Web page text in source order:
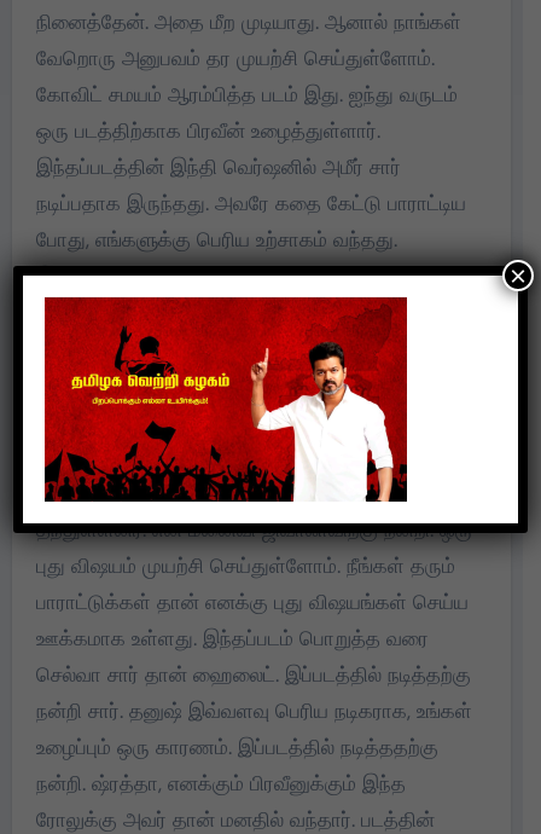
நினைத்தேன். அதை மீற முடியாது. ஆனால் நாங்கள்
வேறொரு அனுபவம் தர முயற்சி செய்துள்ளோம்.
கோவிட் சமயம் ஆரம்பித்த படம் இது. ஐந்து வருடம்
ஒரு படத்திற்காக பிரவீன் உழைத்துள்ளார்.
இந்தப்படத்தின் இந்தி வெர்ஷனில் அமீர் சார்
நடிப்பதாக இருந்தது. அவரே கதை கேட்டு பாராட்டிய
போது, எங்களுக்கு பெரிய உற்சாகம் வந்தது.
இந்தப்படம் தமிழிலேயே எடுப்போம் என முடிவு
செய்தேன். பான் இந்தியா தவறான வார்த்தையாக
மாறிவிட்டது. ரூட்டடாக எடுத்த படங்கள் தான் பான்
இந்திய படமாக மாறியுள்ளது. அதனால் தமிழ்
ஆடியன்ஸுக்கு எடுக்கலாம் என எடுத்துள்ளோம்.
இப்படத்தில் எனக்காக எல்லோரும் உழைத்துள்ளார்கள்.
தொழில் நுட்ப கலைஞர்கள் 200 சதவீத உழைப்பை
தந்துள்ளனர். என் மனைவி ஜிவாலாவிற்கு நன்றி. ஒரு
புது விஷயம் முயற்சி செய்துள்ளோம். நீங்கள் தரும்
பாராட்டுக்கள் தான் எனக்கு புது விஷயங்கள் செய்ய
ஊக்கமாக உள்ளது. இந்தப்படம் பொறுத்த வரை
செல்வா சார் தான் ஹைலைட். இப்படத்தில் நடித்தற்கு
நன்றி சார். தனுஷ் இவ்வளவு பெரிய நடிகராக, உங்கள்
உழைப்பும் ஒரு காரணம். இப்படத்தில் நடித்ததற்கு
நன்றி. ஷ்ரத்தா, எனக்கும் பிரவீனுக்கும் இந்த
ரோலுக்கு அவர் தான் மனதில் வந்தார். படத்தின்
×